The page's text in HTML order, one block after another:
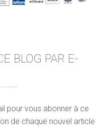
BLOG PAR E-
pour vous abonner à ce
de chaque nouvel article